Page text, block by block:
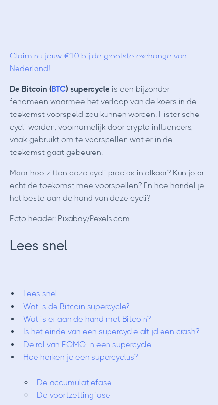
Claim nu jouw €10 bij de grootste exchange van
Nederland!
De Bitcoin (BTC) supercycle is een bijzonder
fenomeen waarmee het verloop van de koers in de
toekomst voorspeld zou kunnen worden. Historische
cycli worden, voornamelijk door crypto influencers,
vaak gebruikt om te voorspellen wat er in de
toekomst gaat gebeuren.
Maar hoe zitten deze cycli precies in elkaar? Kun je er
echt de toekomst mee voorspellen? En hoe handel je
het beste aan de hand van deze cycli?
Foto header: Pixabay/Pexels.com
Lees snel
Lees snel
Wat is de Bitcoin supercycle?
Wat is er aan de hand met Bitcoin?
Is het einde van een supercycle altijd een crash?
De rol van FOMO in een supercycle
Hoe herken je een supercyclus?
De accumulatiefase
De voortzettingfase